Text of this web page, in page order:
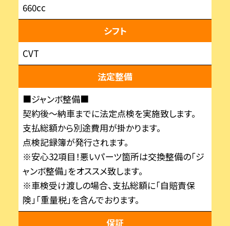
660cc
シフト
CVT
法定整備
■ジャンボ整備■
契約後～納車までに法定点検を実施致します。
支払総額から別途費用が掛かります。
点検記録簿が発行されます。
※安心32項目！悪いパーツ箇所は交換整備の「ジ
ャンボ整備」をオススメ致します。
※車検受け渡しの場合、支払総額に「自賠責保
険」「重量税」を含んでおります。
保証